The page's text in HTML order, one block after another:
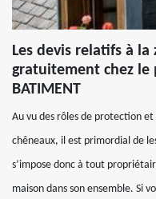
Les devis relatifs à
gratuitement chez le
BATIMENT
Au vu des rôles de protection et
chêneaux, il est primordial de
s’impose donc à tout
maison dans son ensemble. Si